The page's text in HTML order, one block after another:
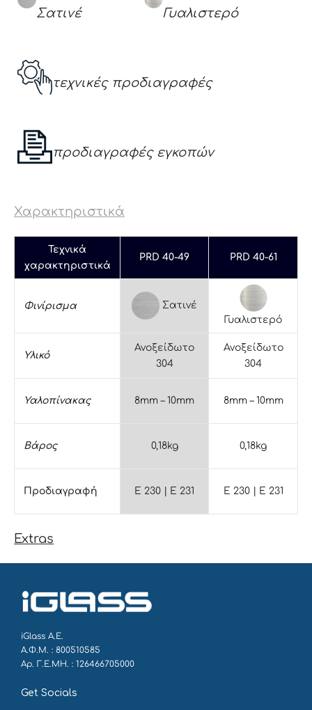
Σατινέ
Γυαλιστερό
τεχνικές προδιαγραφές
προδιαγραφές εγκοπών
Χαρακτηριστικά
Τεχνικά
χαρακτηριστικά
PRD 40-49 PRD 40-61
Φινίρισμα
Σατινέ
Γυαλιστερό
Υλικό
Ανοξείδωτο
304
Ανοξείδωτο
304
Υαλοπίνακας 8mm – 10mm 8mm – 10mm
Βάρος 0,18kg 0,18kg
Προδιαγραφή E 230 | E 231 E 230 | E 231
Extras
iGlass Α.Ε.
Α.Φ.Μ. : 800510585
Αρ. Γ.Ε.ΜΗ. : 126466705000
Get Socials